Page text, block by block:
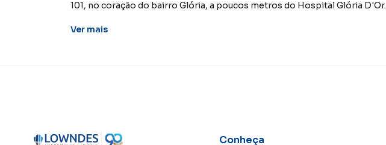
101, no coração do bairro Glória, a poucos metros do Hospital Glória D'Or.
Observação Importante:
Ver mais
Conheça